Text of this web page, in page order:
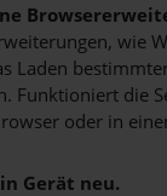
wie
Laden
Funktioniert die
oder in
Gerät neu.